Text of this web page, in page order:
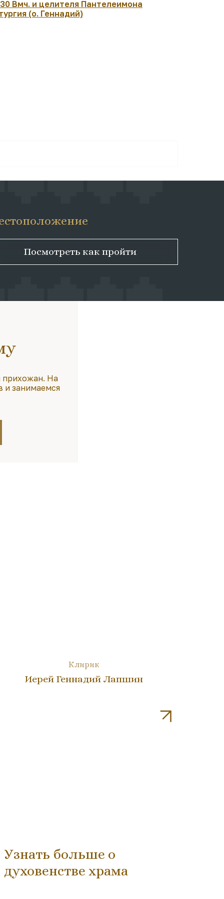
Вмч. и целителя Пантелеимона
(о. Геннадий)
Посмотреть как пройти
прихожан. На
и занимаемся
Клирик
Иерей Геннадий Лапшин
Узнать больше о
духовенстве храма